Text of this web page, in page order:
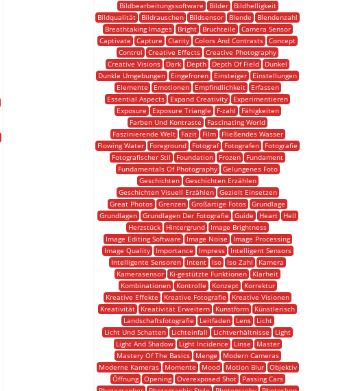
Bildbearbeitungssoftware
Bilder
Bildhelligkeit
Bildqualität
Bildrauschen Bildsensor Blende
Blendenzahl
Breathtaking Images
Bright Bruchteile
Camera Sensor
Captivate
Capture Clarity Colors And Contrasts Concept
Control
Creative Effects Creative Photography
Creative Visions
Dark Depth Depth Of Field
Dunkel
Dunkle Umgebungen
Eingefroren Einsteiger
Einstellungen
Elemente
Emotionen Empfindlichkeit
Erfassen
Essential Aspects
Expand Creativity
Experimentieren
Exposure
Exposure Triangle F-zahl
Fähigkeiten
Farben Und Kontraste
Fascinating World
Faszinierende Welt
Fazit Film
Fließendes Wasser
Flowing Water
Foreground Fotograf Fotografen
Fotografie
Fotografischer Stil
Foundation Frozen
Fundament
Fundamentals Of Photography
Gelungenes Foto
Geschichten
Geschichten Erzählen
Geschichten Visuell Erzählen
Gezielt Einsetzen
Great Photos Grenzen Großartige Fotos Grundlage
Grundlagen
Grundlagen Der Fotografie Guide Heart
Hell
Herzstück
Hintergrund
Image Brightness
Image Editing Software
Image Noise
Image Processing
Image Quality
Importance Impress
Intelligent Sensors
Intelligente Sensoren
Intent Iso Iso Zahl
Kamera
Kamerasensor
Ki-gestützte Funktionen
Klarheit
Kombinationen
Kontrolle Konzept
Korrektur
Kreative Effekte
Kreative Fotografie
Kreative Visionen
Kreativität
Kreativität Erweitern Kunstform
Künstlerisch
Landschaftsfotografie
Leitfaden Lens
Licht
Licht Und Schatten
Lichteinfall Lichtverhältnisse
Light
Light And Shadow
Light Incidence Linse
Master
Mastery Of The Basics
Menge
Modern Cameras
Moderne Kameras
Momente Mood Motion Blur
Objektiv
Öffnung
Opening Overexposed Shot
Passing Cars